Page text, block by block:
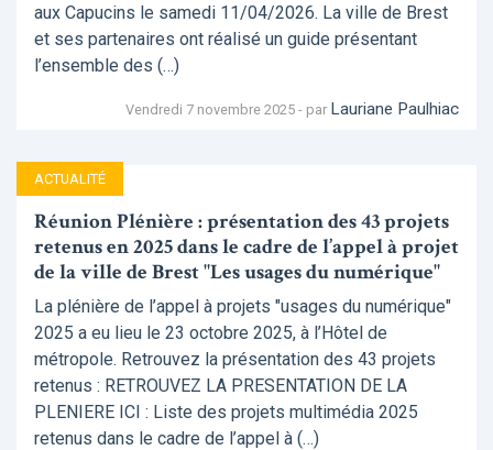
aux Capucins le samedi 11/04/2026. La ville de Brest
et ses partenaires ont réalisé un guide présentant
l’ensemble des (…)
Vendredi 7 novembre 2025 - par Lauriane Paulhiac
ACTUALITÉ
Réunion Plénière : présentation des 43 projets
retenus en 2025 dans le cadre de l’appel à projet
de la ville de Brest "Les usages du numérique"
La plénière de l’appel à projets "usages du numérique"
2025 a eu lieu le 23 octobre 2025, à l’Hôtel de
métropole. Retrouvez la présentation des 43 projets
retenus : RETROUVEZ LA PRESENTATION DE LA
PLENIERE ICI : Liste des projets multimédia 2025
retenus dans le cadre de l’appel à (…)